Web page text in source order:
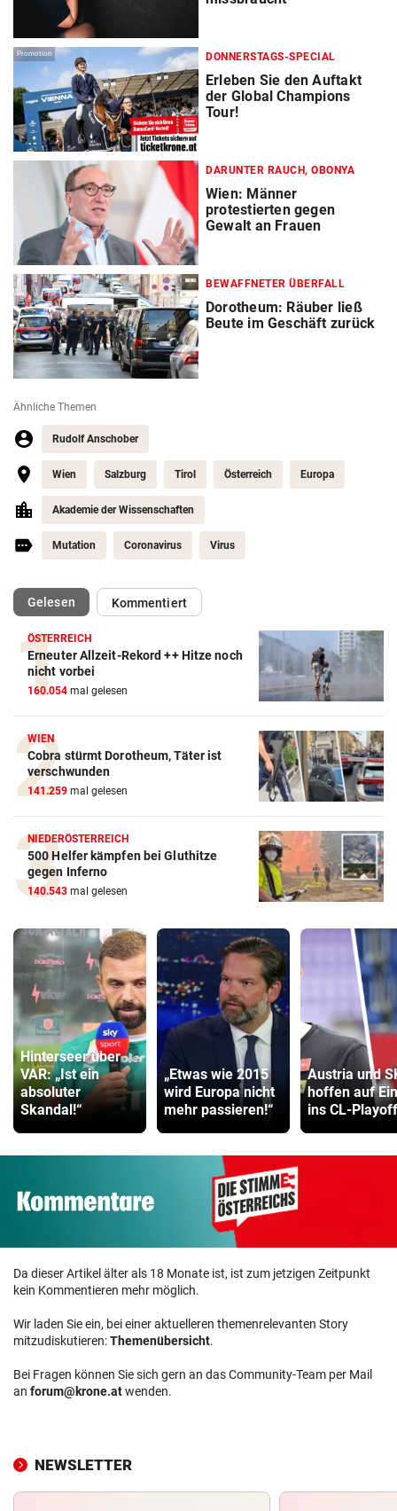
Promotion DONNERSTAGS-SPECIAL
Erleben Sie den Auftakt
der Global Champions
Tour!
DARUNTER RAUCH, OBONYA
Wien: Männer
protestierten gegen
Gewalt an Frauen
BEWAFFNETER ÜBERFALL
Dorotheum: Räuber ließ
Beute im Geschäft zurück
Ähnliche Themen
Rudolf Anschober
Wien Salzburg Tirol Österreich Europa
Akademie der Wissenschaften
Mutation Coronavirus Virus
Gelesen(ausgewählt)Kommentiert
ÖSTERREICH
Erneuter Allzeit-Rekord ++ Hitze noch
nicht vorbei
160.054 mal gelesen
WIEN
Cobra stürmt Dorotheum, Täter ist
verschwunden
141.259 mal gelesen
NIEDERÖSTERREICH
500 Helfer kämpfen bei Gluthitze
gegen Inferno
140.543 mal gelesen
Hinterseer über
VAR: „Ist ein
absoluter
Skandal!“
„Etwas wie 2015
wird Europa nicht
mehr passieren!“
Austria und
hoffen auf
ins CL-Playoff
Da dieser Artikel älter als 18 Monate ist, ist zum jetzigen Zeitpunkt
kein Kommentieren mehr möglich.
Wir laden Sie ein, bei einer aktuelleren themenrelevanten Story
mitzudiskutieren:Themenübersicht.
Bei Fragen können Sie sich gern an das Community-Team per Mail
an forum@krone.atwenden.
NEWSLETTER